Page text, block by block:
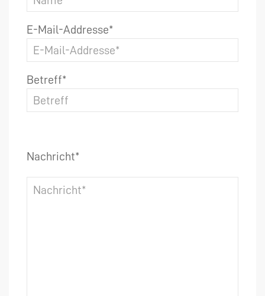
E-Mail-Addresse*
Betreff*
Nachricht*